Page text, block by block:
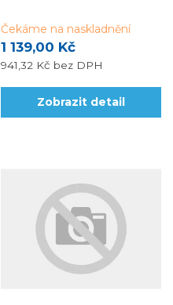
1 139,00 Kč
941,32 Kč bez DPH
Čekáme na naskladnění
Zobrazit detail